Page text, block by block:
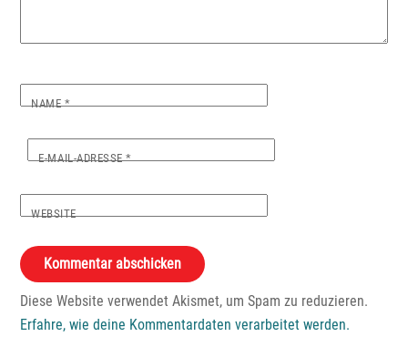
NAME*
E-MAIL-ADRESSE*
WEBSITE
Diese Website verwendet Akismet, um Spam zu reduzieren.
Erfahre, wie deine Kommentardaten verarbeitet werden.